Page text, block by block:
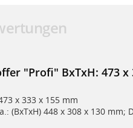
"Profi" BxTxH: 473 x
x 333 x 155 mm
(BxTxH) 448 x 308 x 130